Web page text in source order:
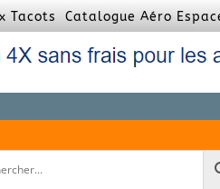
Tacots Catalogue Aéro